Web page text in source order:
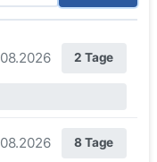
2 Tage
8 Tage